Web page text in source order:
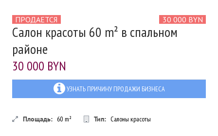
ПРОДАЕТСЯ 30 000 BYN
Салон красоты 60 m² в спальном
районе
30 000 BYN
УЗНАТЬ ПРИЧИНУ ПРОДАЖИ БИЗНЕСА
Площадь: 60 m² Тип: Салоны красоты